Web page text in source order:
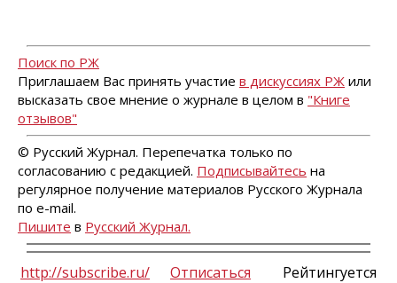
Поиск по РЖ
Приглашаем Вас принять участие в дискуссиях РЖ или
высказать свое мнение о журнале в целом в "Книге
отзывов"
© Русский Журнал. Перепечатка только по
согласованию с редакцией. Подписывайтесь на
регулярное получение материалов Русского Журнала
по e-mail.
Пишите в Русский Журнал.
http://subscribe.ru/
Отписаться
Рейтингуется